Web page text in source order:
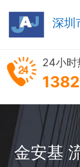
深圳
24小时
金安基